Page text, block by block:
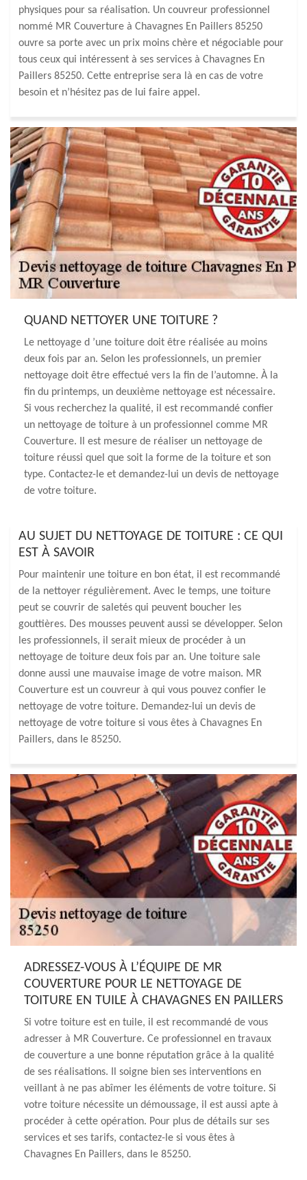
physiques pour sa réalisation. Un couvreur professionnel
nommé MR Couverture à Chavagnes En Paillers 85250
ouvre sa porte avec un prix moins chère et négociable pour
tous ceux qui intéressent à ses services à Chavagnes En
Paillers 85250. Cette entreprise sera là en cas de votre
besoin et n’hésitez pas de lui faire appel.
QUAND NETTOYER UNE TOITURE ?
Le nettoyage d ’une toiture doit être réalisée au moins
deux fois par an. Selon les professionnels, un premier
nettoyage doit être effectué vers la fin de l’automne. À la
fin du printemps, un deuxième nettoyage est nécessaire.
Si vous recherchez la qualité, il est recommandé confier
un nettoyage de toiture à un professionnel comme MR
Couverture. Il est mesure de réaliser un nettoyage de
toiture réussi quel que soit la forme de la toiture et son
type. Contactez-le et demandez-lui un devis de nettoyage
de votre toiture.
AU SUJET DU NETTOYAGE DE TOITURE : CE QUI
EST À SAVOIR
Pour maintenir une toiture en bon état, il est recommandé
de la nettoyer régulièrement. Avec le temps, une toiture
peut se couvrir de saletés qui peuvent boucher les
gouttières. Des mousses peuvent aussi se développer. Selon
les professionnels, il serait mieux de procéder à un
nettoyage de toiture deux fois par an. Une toiture sale
donne aussi une mauvaise image de votre maison. MR
Couverture est un couvreur à qui vous pouvez confier le
nettoyage de votre toiture. Demandez-lui un devis de
nettoyage de votre toiture si vous êtes à Chavagnes En
Paillers, dans le 85250.
ADRESSEZ-VOUS À L’ÉQUIPE DE MR
COUVERTURE POUR LE NETTOYAGE DE
TOITURE EN TUILE À CHAVAGNES EN PAILLERS
Si votre toiture est en tuile, il est recommandé de vous
adresser à MR Couverture. Ce professionnel en travaux
de couverture a une bonne réputation grâce à la qualité
de ses réalisations. Il soigne bien ses interventions en
veillant à ne pas abîmer les éléments de votre toiture. Si
votre toiture nécessite un démoussage, il est aussi apte à
procéder à cette opération. Pour plus de détails sur ses
services et ses tarifs, contactez-le si vous êtes à
Chavagnes En Paillers, dans le 85250.